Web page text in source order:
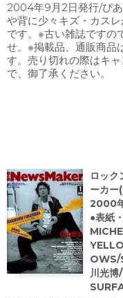
2004年9月2日発行/ぴ
や背に少々キズ・カス
です。※古い雑誌ですの
せ。※掲載品、通販商品
す。売り切れの際はキ
で、御了承ください。
ロック
ーカ
2000
●表紙
OWS/
川光